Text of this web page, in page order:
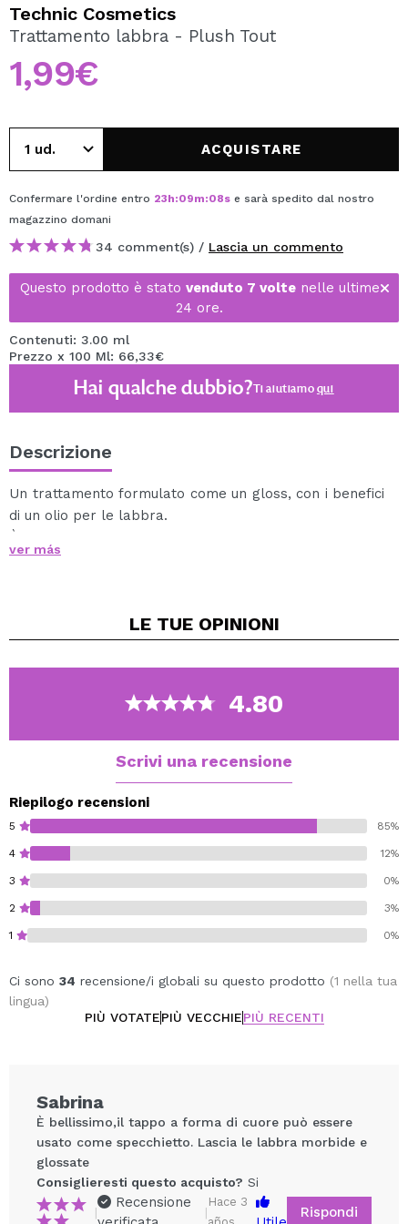
Creando un account su Maquibeauty.it potrai fare i tuoi
acquisti velocemente, controllare lo stato dei tuoi ordini e
consultare le tue operazioni precedenti.
CREARE UN ACCOUNT
Technic Cosmetics
Trattamento labbra - Plush Tout
1,99€
ACQUISTARE
Confermare l'ordine entro 23h:09m:08s e sarà spedito dal nostro
magazzino domani
34 comment(s) / Lascia un commento
Questo prodotto è stato venduto 7 voltenelle ultime
24 ore.
Contenuti: 3.00 ml
Prezzo x 100 Ml: 66,33€
Hai qualche dubbio?Ti aiutiamoqui
Descrizione
Un trattamento formulato come un gloss, con i benefici
di un olio per le labbra.
È formulato con vitamina E per aiutare a mantenere le
labbra morbide e idratate.
ver más
LE TUE OPINIONI
4.80
Scrivi una recensione
Riepilogo recensioni
5 85%
4 12%
3 0%
2 3%
1 0%
Ci sono 34 recensione/i globali su questo prodotto (1 nella tua
lingua)
PIÙ VOTATEPIÙ VECCHIEPIÙ RECENTI
Sabrina
È bellissimo,il tappo a forma di cuore può essere
usato come specchietto. Lascia le labbra morbide e
glossate
Consiglieresti questo acquisto? Si
|
Recensione
|
Hace 3
Rispondi